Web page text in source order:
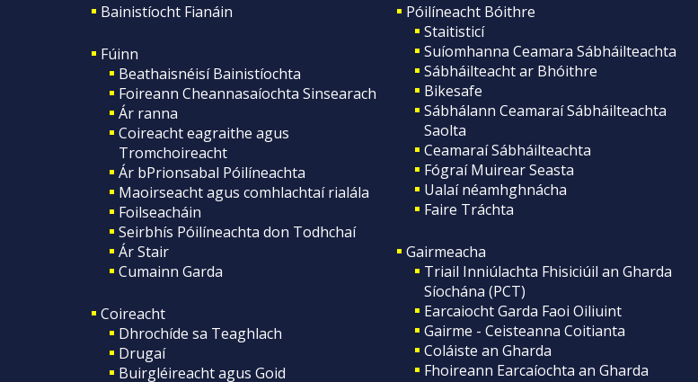
Bainistíocht Fianáin
Fúinn
Beathaisnéisí Bainistíochta
Foireann Cheannasaíochta Sinsearach
Ár ranna
Coireacht eagraithe agus
Tromchoireacht
Ár bPrionsabal Póilíneachta
Maoirseacht agus comhlachtaí rialála
Foilseacháin
Seirbhís Póilíneachta don Todhchaí
Ár Stair
Cumainn Garda
Coireacht
Dhrochíde sa Teaghlach
Drugaí
Buirgléireacht agus Goid
Póilíneacht Bóithre
Staitisticí
Suíomhanna Ceamara Sábháilteachta
Sábháilteacht ar Bhóithre
Bikesafe
Sábhálann Ceamaraí Sábháilteachta
Saolta
Ceamaraí Sábháilteachta
Fógraí Muirear Seasta
Ualaí néamhghnácha
Faire Tráchta
Gairmeacha
Triail Inniúlachta Fhisiciúil an Gharda
Síochána (PCT)
Earcaiocht Garda Faoi Oiliuint
Gairme - Ceisteanna Coitianta
Coláiste an Gharda
Fhoireann Earcaíochta an Gharda